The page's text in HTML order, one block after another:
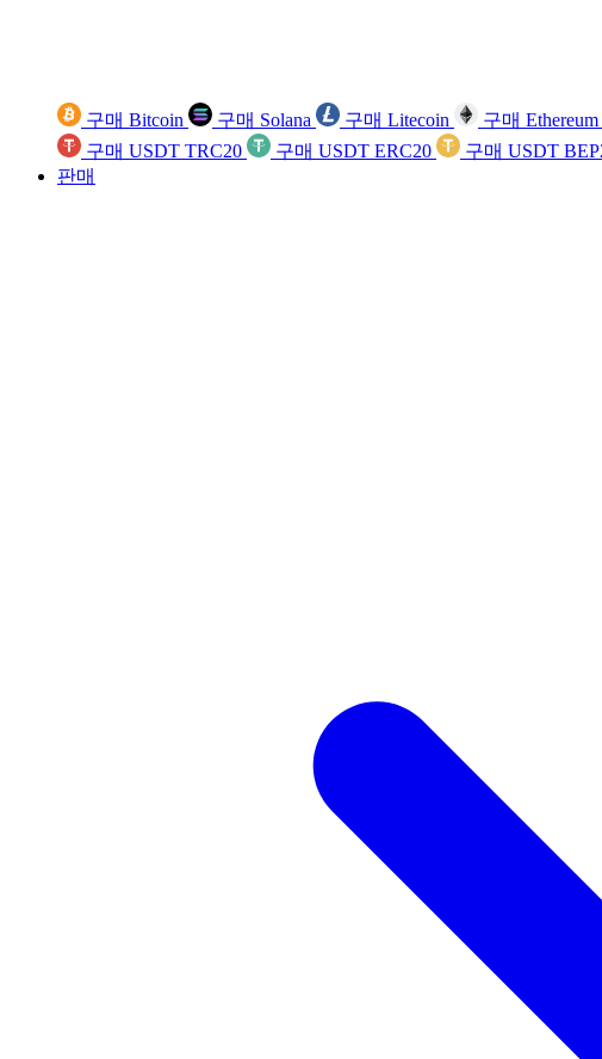
구매 Bitcoin 구매 Solana 구매 Litecoin 구매 Ethereum
구매 USDT TRC20
구매 USDT ERC20 구매 USDT
판매